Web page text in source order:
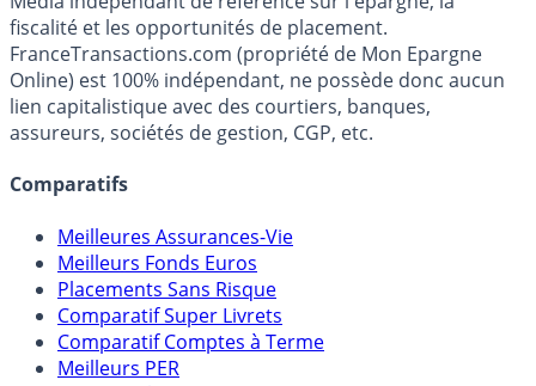
Premier guide épargne de France, en ligne depuis 2001.
Média indépendant de référence sur l'épargne, la
fiscalité et les opportunités de placement.
FranceTransactions.com (propriété de Mon Epargne
Online) est 100% indépendant, ne possède donc aucun
assureurs, sociétés de gestion, CGP, etc.
Comparatifs
Meilleures Assurances-Vie
Meilleurs Fonds Euros
Placements Sans Risque
Comparatif Super Livrets